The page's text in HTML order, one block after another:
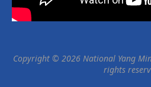
Copyright © 2026 National Yang
rights